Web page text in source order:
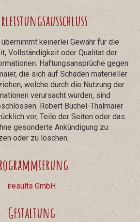
keinerlei Gewähr für die
Vollständigkeit oder Qualität der
Haftungsansprüche gegen
die sich auf Schäden materieller
welche durch die Nutzung der
verursacht wurden, sind
Robert Büchel-Thalmaier
vor, Teile der Seiten oder das
gesonderte Ankündigung zu
oder zu löschen.
iresults GmbH
Gestaltung